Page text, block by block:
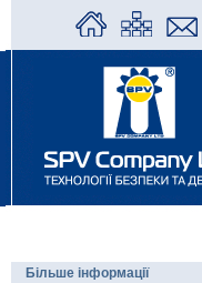
Більше інформації